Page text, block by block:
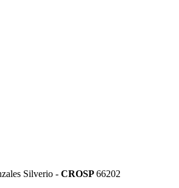
Silverio - CROSP66202